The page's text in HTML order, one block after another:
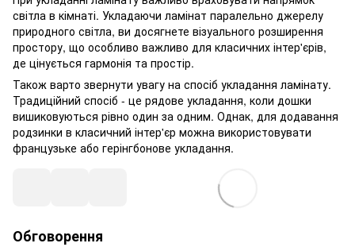
світла в кімнаті. Укладаючи ламінат паралельно джерелу
природного світла, ви досягнете візуального розширення
простору, що особливо важливо для класичних інтер'єрів,
де цінується гармонія та простір.
Також варто звернути увагу на спосіб укладання ламінату.
Традиційний спосіб - це рядове укладання, коли дошки
вишиковуються рівно один за одним. Однак, для додавання
родзинки в класичний інтер'єр можна використовувати
французьке або герінгбонове укладання.
Обговорення